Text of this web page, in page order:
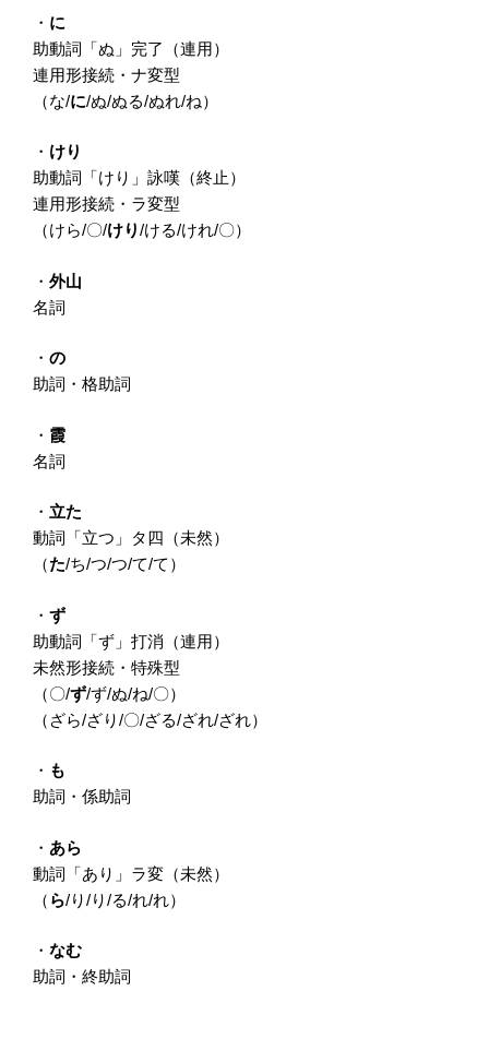
・ に
助動詞「ぬ」完了（連用）
連用形接続・ナ変型
（な/に/ぬ/ぬる/ぬれ/ね）
・ けり
助動詞「けり」詠嘆（終止）
連用形接続・ラ変型
（けら/〇/けり/ける/けれ/〇）
・ 外山
名詞
・ の
助詞・格助詞
・ 霞
名詞
・ 立た
動詞「立つ」タ四（未然）
（た/ち/つ/つ/て/て）
・ ず
助動詞「ず」打消（連用）
未然形接続・特殊型
（〇/ず/ず/ぬ/ね/〇）
（ざら/ざり/〇/ざる/ざれ/ざれ）
・ も
助詞・係助詞
・ あら
動詞「あり」ラ変（未然）
（ ら/り/り/る/れ/れ）
・ なむ
助詞・終助詞